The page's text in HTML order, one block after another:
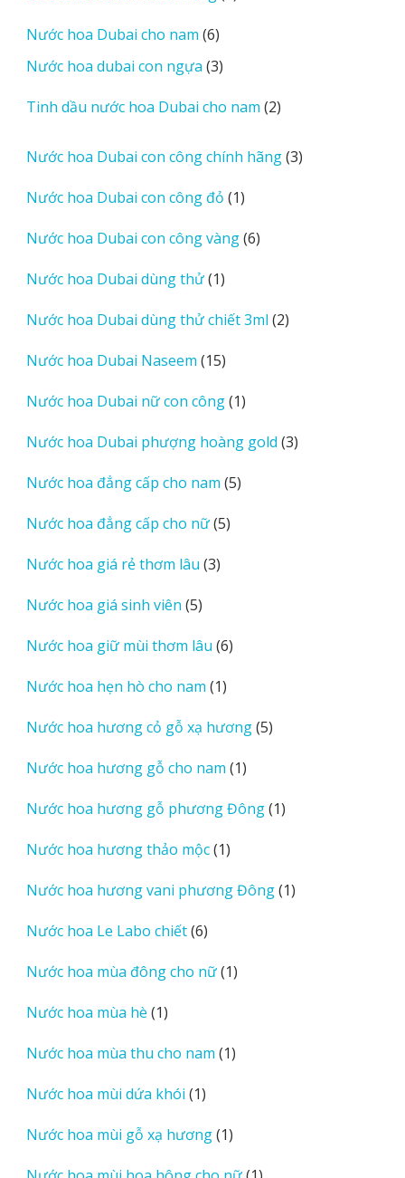
Nước hoa Dubai cho nam 66
sản
phẩm
Nước hoa dubai con ngựa 33
phẩm
Tinh dầu nước hoa Dubai cho nam 22
phẩm
Nước hoa Dubai con công chính hãng 33
Nước hoa Dubai con công đỏ 11
phẩm
Nước hoa Dubai con công vàng 66
Nước hoa Dubai dùng thử 11
phẩm
Nước hoa Dubai dùng thử chiết 3ml 22
Nước hoa Dubai Naseem 1515
phẩm
Nước hoa Dubai nữ con công 11
phẩm
Nước hoa Dubai phượng hoàng gold 33
Nước hoa đẳng cấp cho nam 55
Nước hoa đẳng cấp cho nữ 55
Nước hoa giá rẻ thơm lâu 33
Nước hoa giá sinh viên 55
phẩm
Nước hoa giữ mùi thơm lâu 66
Nước hoa hẹn hò cho nam 11
phẩm
Nước hoa hương cỏ gỗ xạ hương 55
Nước hoa hương gỗ cho nam 11
phẩm
Nước hoa hương gỗ phương Đông 11
Nước hoa hương thảo mộc 11
phẩm
Nước hoa hương vani phương Đông 11
Nước hoa Le Labo chiết 66
phẩm
Nước hoa mùa đông cho nữ 11
Nước hoa mùa hè 11
phẩm
Nước hoa mùa thu cho nam 11
Nước hoa mùi dứa khói 11
phẩm
Nước hoa mùi gỗ xạ hương 11